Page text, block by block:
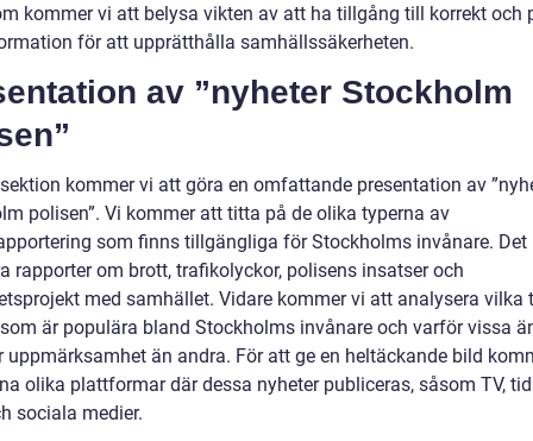
kommer vi att belysa vikten av att ha tillgång till korrekt och
för att upprätthålla samhällssäkerheten.
av ”nyheter Stockholm
kommer vi att göra en omfattande presentation av
polisen”. Vi kommer att titta på de olika typerna av
som finns tillgängliga för Stockholms invånare. Det
rapporter om brott, trafikolyckor, polisens insatser och
med samhället. Vidare kommer vi att analysera vilka
är populära bland Stockholms invånare och varför vissa
uppmärksamhet än andra. För att ge en heltäckande bild
olika plattformar där dessa nyheter publiceras, såsom TV,
sociala medier.